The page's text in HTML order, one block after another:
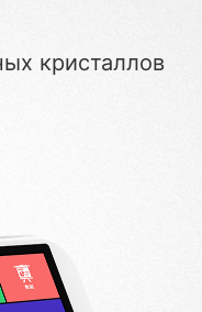
кристаллов